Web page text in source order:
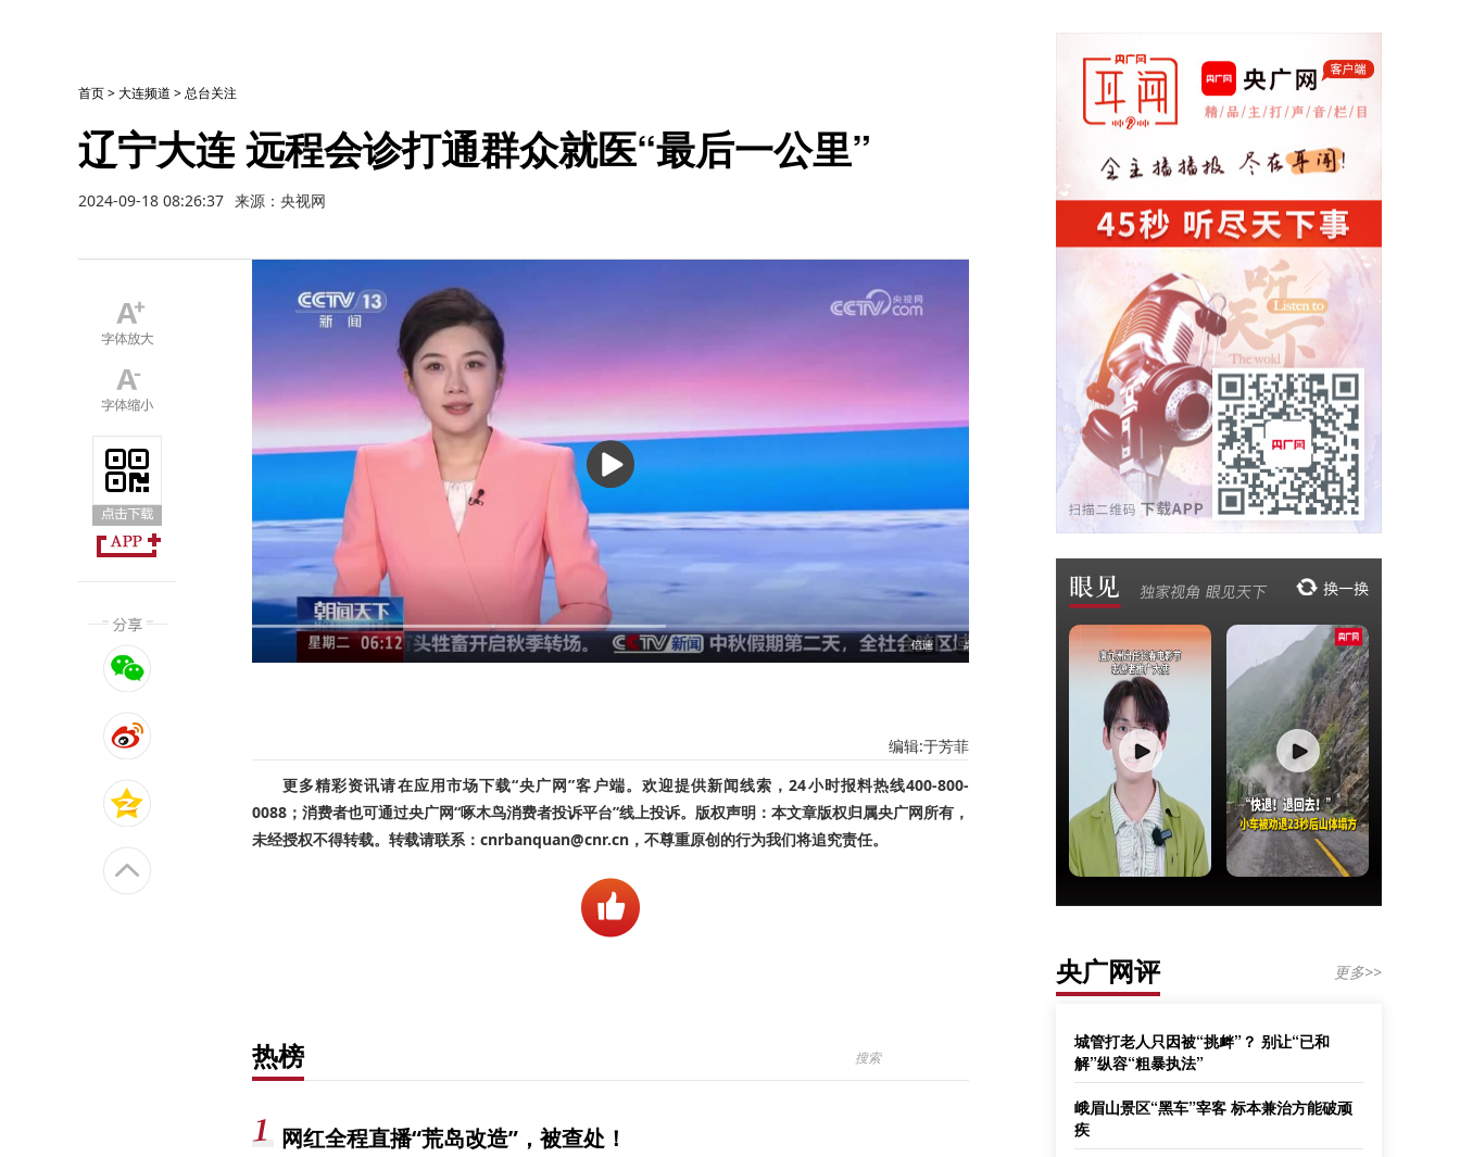
首页>大连频道 >总台关注
辽宁大连 远程会诊打通群众就医“最后一公里”
2024-09-18 08:26:37 来源：央视网
播
放
编辑:于芳菲
更多精彩资讯请在应用市场下载“央广网”客户端。欢迎提供新闻线索，24小时报料热线400-800-
0088；消费者也可通过央广网“啄木鸟消费者投诉平台”线上投诉。版权声明：本文章版权归属央广网所有，
未经授权不得转载。转载请联系：cnrbanquan@cnr.cn，不尊重原创的行为我们将追究责任。
热榜
网红全程直播“荒岛改造”，被查处！
央广网评 更多>>
城管打老人只因被“挑衅”？ 别让“已和
解”纵容“粗暴执法”
峨眉山景区“黑车”宰客 标本兼治方能破顽
疾